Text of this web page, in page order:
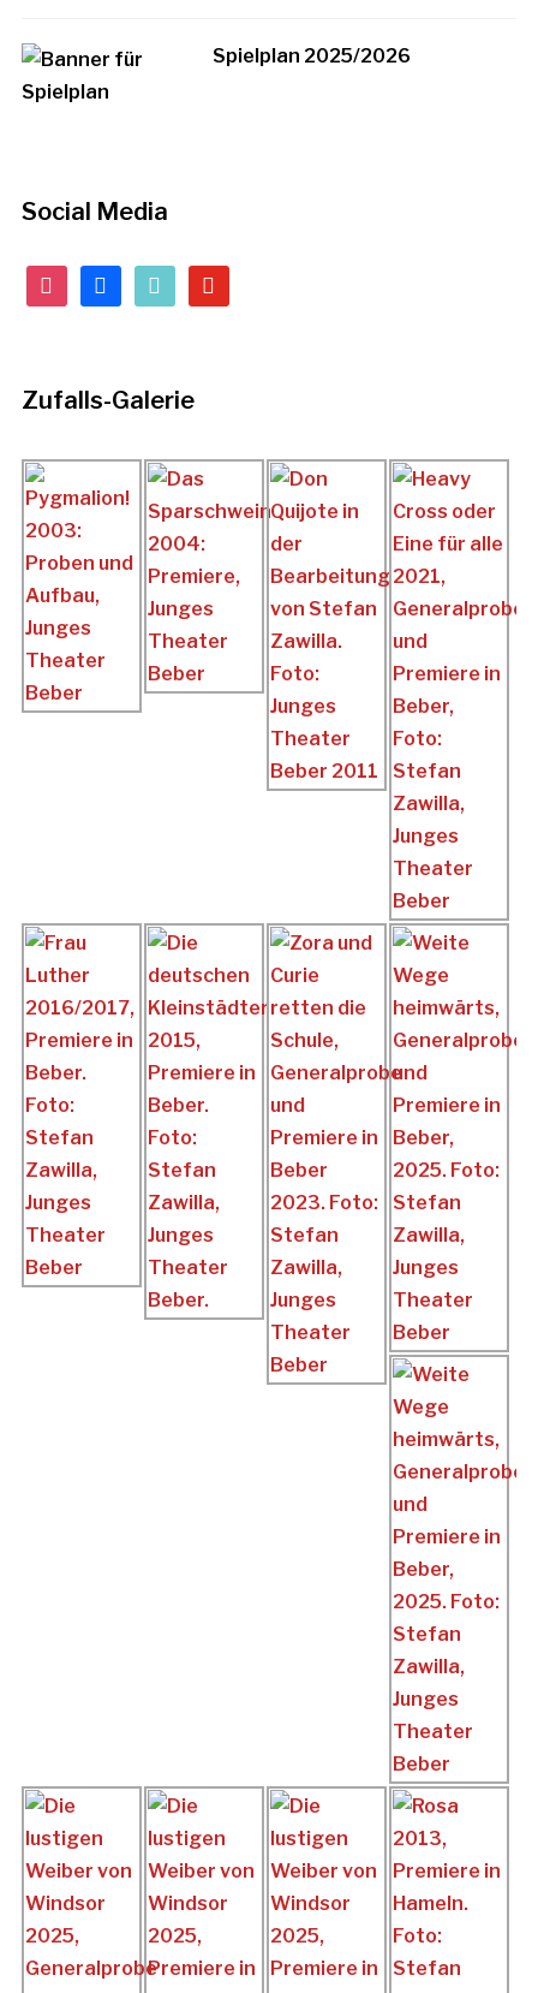
Spielplan 2025/2026
Social Media
instagramfacebooktiktok youtube
Zufalls-Galerie